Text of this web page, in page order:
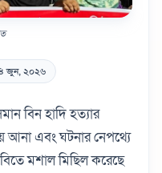
জুন, ২০২৬
বিন হাদি হত্যার
আনা এবং ঘটনার নেপথ্যে
মশাল মিছিল করেছে